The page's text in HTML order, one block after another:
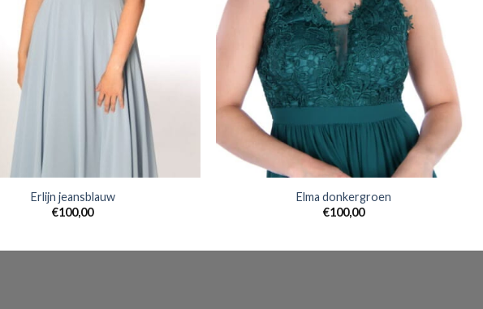
Erlijn jeansblauw
€100,00
Elma donkergroen
€100,00